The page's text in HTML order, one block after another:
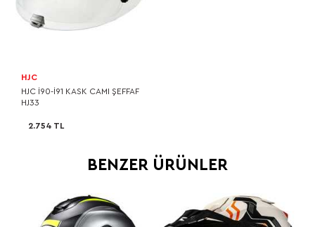
HJC
HJC I90-I91 KASK CAMI ŞEFFAF
HJ33
2.754 TL
BENZER ÜRÜNLER